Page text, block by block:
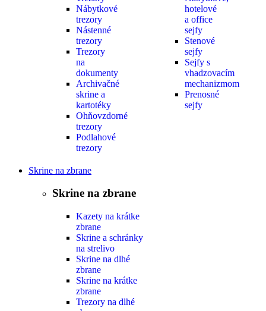
Nábytkové
trezory
Nástenné
trezory
Trezory
na
dokumenty
Archivačné
skrine a
kartotéky
Ohňovzdorné
trezory
Podlahové
trezory
hotelové
a office
sejfy
Stenové
sejfy
Sejfy s
vhadzovacím
mechanizmom
Prenosné
sejfy
Skrine na zbrane
Skrine na zbrane
Kazety na krátke
zbrane
Skrine a schránky
na strelivo
Skrine na dlhé
zbrane
Skrine na krátke
zbrane
Trezory na dlhé